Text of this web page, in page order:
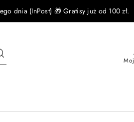
dnia (InPost) 🎁 Gratisy już od 100 zł.